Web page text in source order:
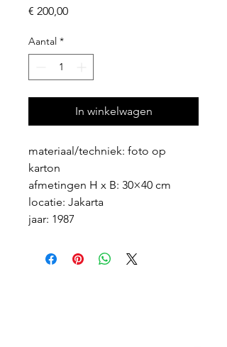
€ 200,00Prijs
Aantal *
In winkelwagen
materiaal/techniek: foto op
karton
afmetingen H x B: 30×40 cm
locatie: Jakarta
jaar: 1987